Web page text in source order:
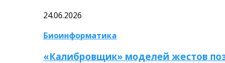
24.06.2026
Биоинформатика
«Калибровщик» моделей жестов